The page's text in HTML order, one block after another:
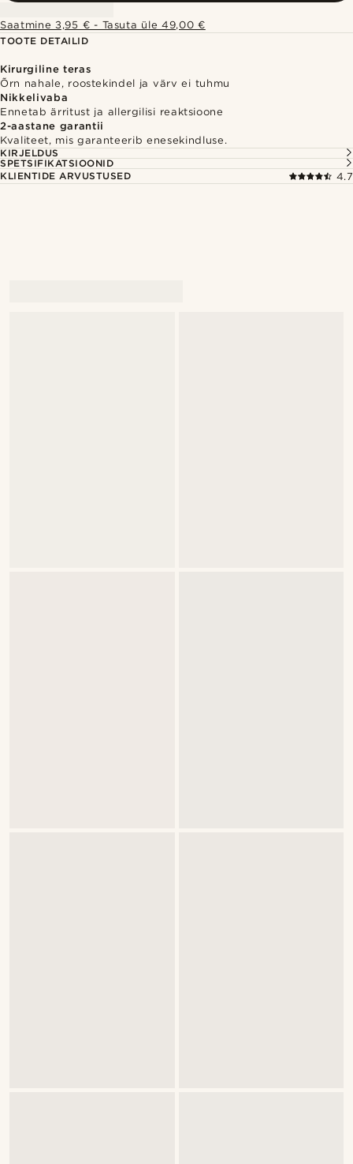
Saatmine 3,95 € - Tasuta üle 49,00 €
TOOTE DETAILID
Kirurgiline teras
Õrn nahale, roostekindel ja värv ei tuhmu
Nikkelivaba
Ennetab ärritust ja allergilisi reaktsioone
2-aastane garantii
Kvaliteet, mis garanteerib enesekindluse.
KIRJELDUS
SPETSIFIKATSIOONID
KLIENTIDE ARVUSTUSED
4.7